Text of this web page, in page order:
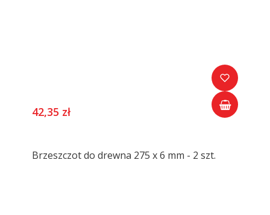
42,35 zł
Brzeszczot do drewna 275 x 6 mm - 2 szt.